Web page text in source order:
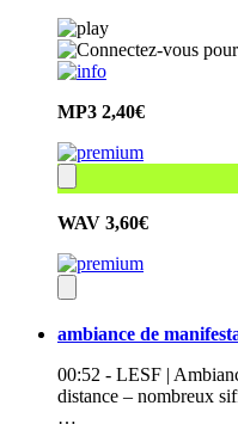
MP3 2,40€
WAV 3,60€
ambiance de
00:52 - LESF |
distance – nombreux
…